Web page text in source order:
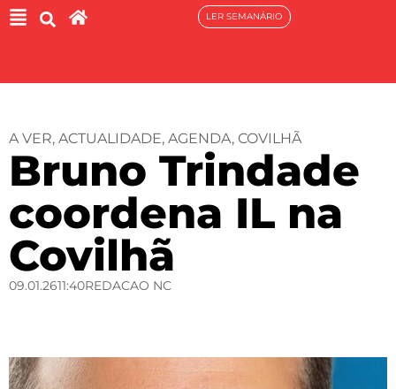
LER SEMANÁRIO
A VER, ACTUALIDADE, AGENDA, COVILHÃ
Bruno Trindade
coordena IL na
Covilhã
09.01.2611:40REDACAO NC